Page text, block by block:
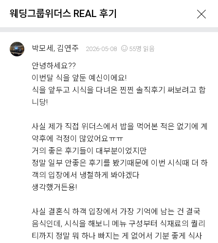
What's New
이벤트 & 프로모션 위더스 Real 후기
웨딩그룹위더스 REAL 후기
Withus 2,176 Real Review
웨딩그룹위더스 고객님들께서
직접 작성해주신 소중한 후기
웨딩그룹위더스 REAL 후기
박모세, 김연주 2026-05-08 55명 읽음
안녕하세요??
이번달 식을 앞둔 예신이에요!
식을 앞두고 시식을 다녀온 찐찐 솔직후기 써보려고 합
니당!
사실 제가 직접 위더스에서 밥을 먹어본 적은 없기에 계
약후에 걱정이 많았어요ㅠㅠ
거의 좋은 후기들이 대부분이었지만
정말 일부 안좋은 후기를 봤기때문에 이번 시식때 더 하
객의 입장에서 냉철하게 봐야겠다
생각했거든용!
사실 결혼식 하객 입장에서 가장 기억에 남는 건 결국
음식인데, 시식을 해보니 메뉴 구성부터 식재료의 퀄리
티까지 정말 뭐 하나 빠지는 게 없어서 기분 좋게 식사